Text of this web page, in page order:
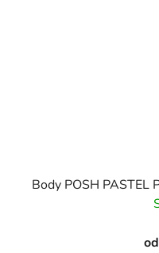
Body POSH PASTEL
od